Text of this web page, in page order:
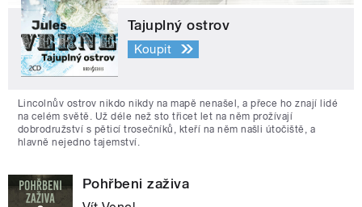
Tajuplný ostrov
Koupit
Lincolnův ostrov nikdo nikdy na mapě nenašel, a přece ho znají lidé
na celém světě. Už déle než sto třicet let na něm prožívají
dobrodružství s pěticí trosečníků, kteří na něm našli útočiště, a
hlavně nejedno tajemství.
Pohřbeni zaživa